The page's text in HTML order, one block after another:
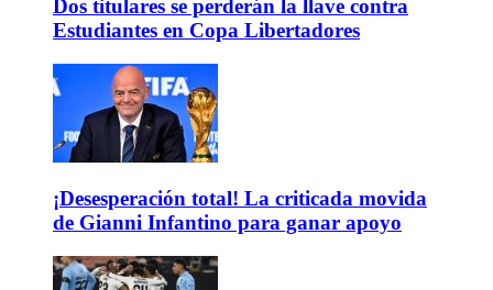
Dos titulares se perderán la llave contra
Estudiantes en Copa Libertadores
¡Desesperación total! La criticada movida
de Gianni Infantino para ganar apoyo